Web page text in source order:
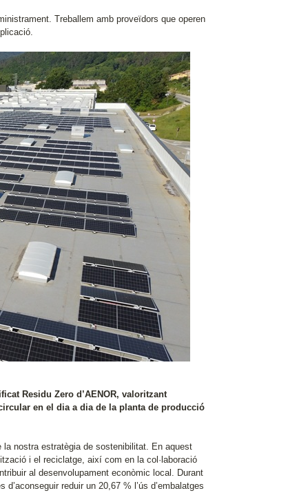
Treballem amb proveïdors que operen
Residu Zero d’AENOR, valoritzant
en el dia a dia de la planta de producció
la nostra estratègia de sostenibilitat. En aquest
i el reciclatge, així com en la col·laboració
al desenvolupament econòmic local. Durant
reduir un 20,67 % l’ús d’embalatges